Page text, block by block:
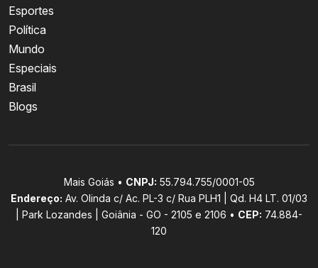
Esportes
Política
Mundo
Especiais
Brasil
Blogs
Mais Goiás • CNPJ: 55.794.755/0001-05
Endereço: Av. Olinda c/ Ac. PL-3 c/ Rua PLH1 | Qd. H4 LT. 01/03
| Park Lozandes | Goiânia - GO - 2105 e 2106 • CEP: 74.884-
120